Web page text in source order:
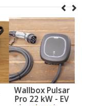
Wallbox Pulsar
Pro 22 kW - EV